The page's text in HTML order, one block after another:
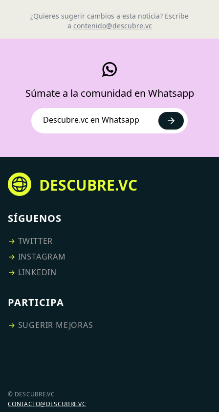
¿Quieres sugerir cambios a esta noticia? Escribe
a contenido@descubre.vc
Súmate a la comunidad en Whatsapp
Descubre.vc en Whatsapp
DESCUBRE.VC
SÍGUENOS
→ TWITTER
→ INSTAGRAM
→ LINKEDIN
PARTICIPA
→ SUGERIR MEJORAS
© DESCUBRE.VC
CONTACTO@DESCUBRE.VC